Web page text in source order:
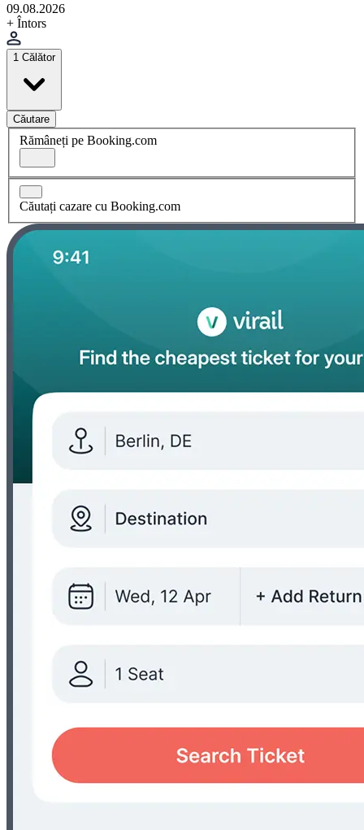
09.08.2026
+ Întors
1 Călător
Căutare
Rămâneți pe Booking.com
Căutați cazare cu Booking.com